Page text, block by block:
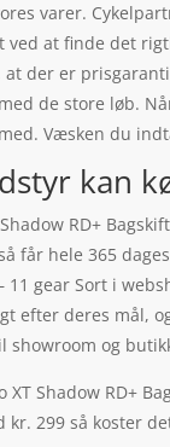
varer.
ved at finde det
der er
de store løb.
Væsken du
kan
RD+
får hele 365
– 11 gear Sort i
efter deres mål,
showroom og
XT Shadow RD+
kr. 299 så koster